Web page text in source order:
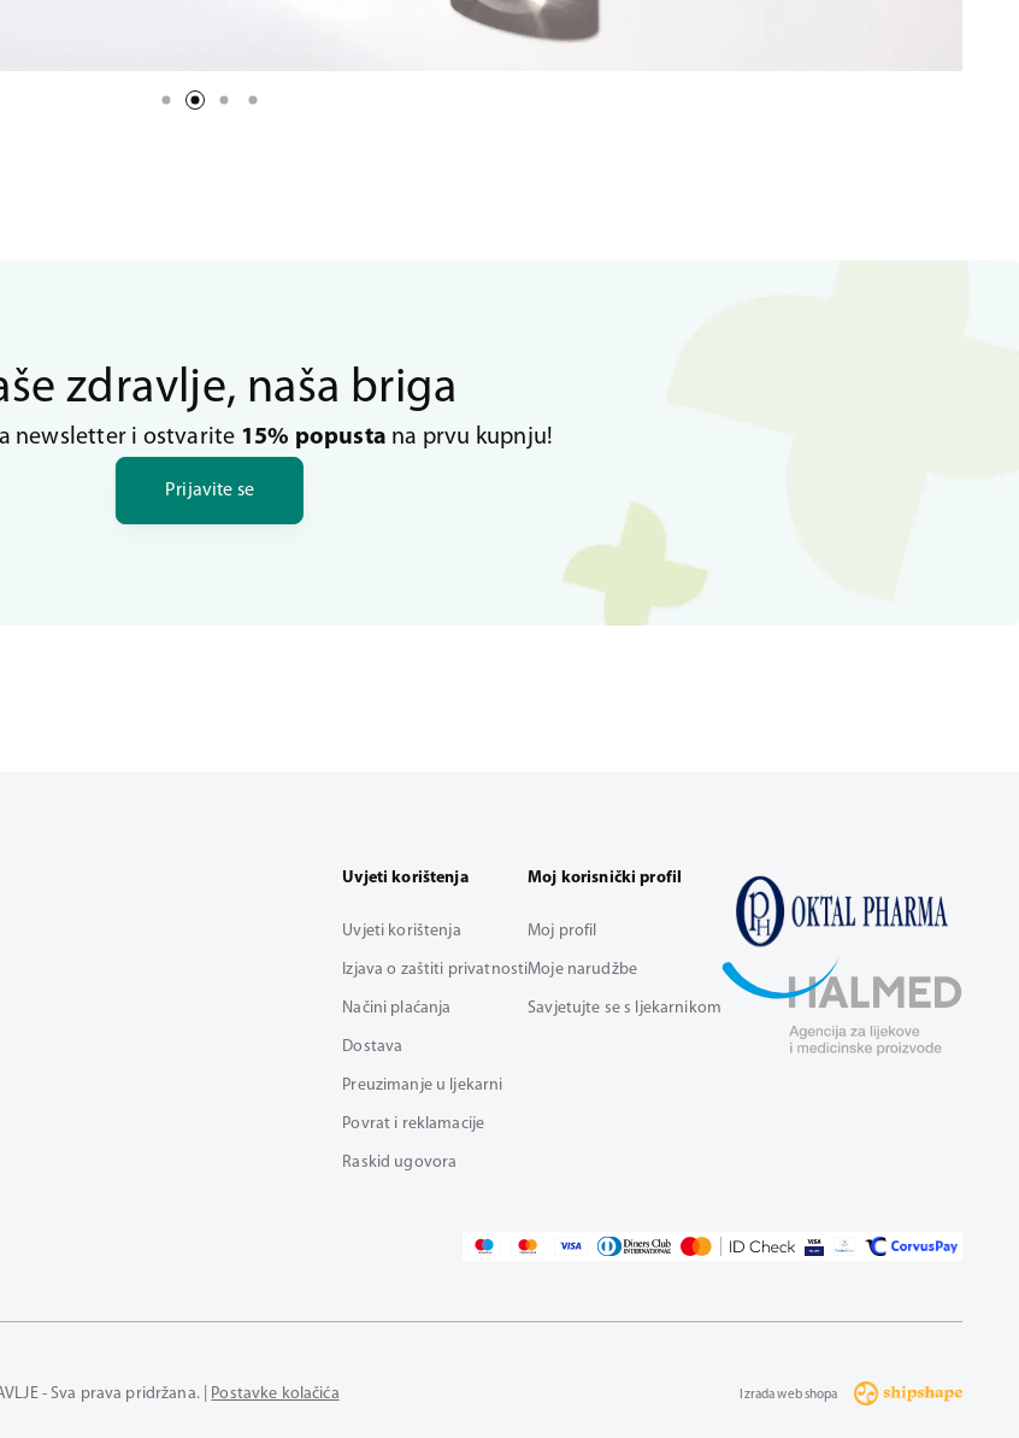
zdravlje, naša briga
newsletter i ostvarite 15% popusta na prvu kupnju!
Prijavite se
Uvjeti korištenja
Uvjeti korištenja
Izjava o zaštiti privatnosti
Načini plaćanja
Dostava
Preuzimanje u ljekarni
Povrat i reklamacije
Raskid ugovora
Moj korisnički profil
Moj profil
Moje narudžbe
Savjetujte se s ljekarnikom
- Sva prava pridržana. | Postavke kolačića Izrada web shopa